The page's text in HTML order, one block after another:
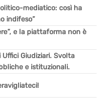
mediatico: così ha
indifeso”
e la piattaforma non è
Giudiziari. Svolta
e istituzionali.